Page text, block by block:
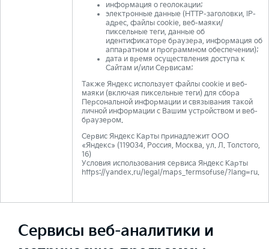
информация о геолокации;
электронные данные (HTTP-заголовки, IP-
адрес, файлы cookie, веб-маяки/
пиксельные теги, данные об
идентификаторе браузера, информация об
аппаратном и программном обеспечении);
дата и время осуществления доступа к
Сайтам и/или Сервисам;
Также Яндекс использует файлы cookie и веб-
маяки (включая пиксельные теги) для сбора
Персональной информации и связывания такой
личной информации с Вашим устройством и веб-
браузером.
Сервис Яндекс Карты принадлежит ООО
«Яндекс» (119034, Россия, Москва, ул. Л. Толстого,
16)
Условия использования сервиса Яндекс Карты
https://yandex.ru/legal/maps_termsofuse/?lang=ru.
Сервисы веб-аналитики и